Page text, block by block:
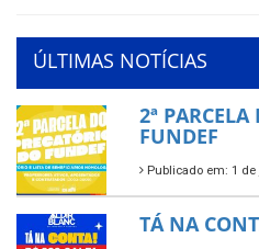
ÚLTIMAS NOTÍCIAS
2ª
FUNDEF
Publicado em: 1
TÁ NA